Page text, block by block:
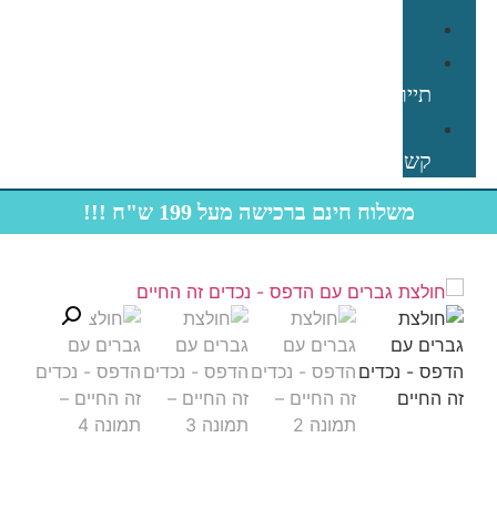
תיירות
קשר
משלוח חינם ברכישה מעל 199 ש"ח !!!